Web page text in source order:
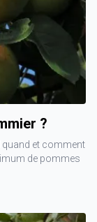
?
quand et comment
de pommes